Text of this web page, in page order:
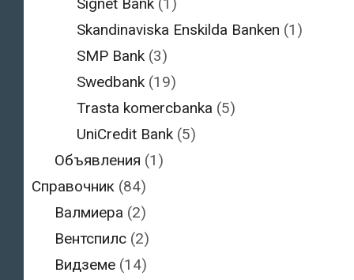
Skandinaviska Enskilda Banken (1)
SMP Bank (3)
Swedbank (19)
Trasta komercbanka (5)
UniCredit Bank (5)
Объявления (1)
Справочник (84)
Валмиера (2)
Вентспилс(2)
Видземе(14)